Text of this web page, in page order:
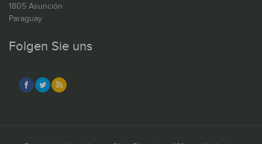
1805 Asunción
Paraguay
Folgen Sie uns